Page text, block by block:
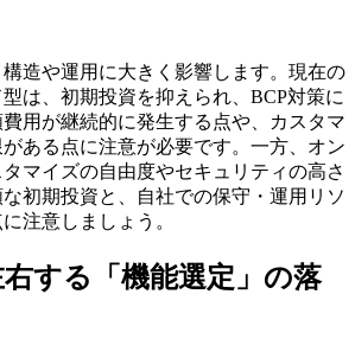
造や運用に大きく影響します。現在の
は、初期投資を抑えられ、BCP対策に
用が継続的に発生する点や、カスタマ
ある点に注意が必要です。一方、 オン
マイズの自由度やセキュリティの高さ
初期投資と、自社での保守・運用リソ
注意しましょう。
する「機能選定」の落